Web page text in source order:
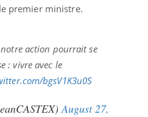
premier ministre.
action pourrait se
: vivre avec le
bgsV1K3u0S
August 27,